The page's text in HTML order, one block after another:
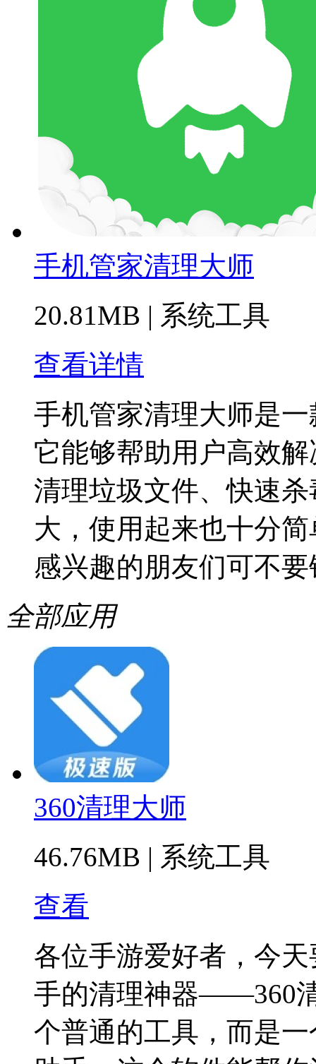
手机管家清理大师
20.81MB | 系统工具
查看详情
手机管家清理大师是
它能够帮助用户高效
清理垃圾文件、快速
大，使用起来也十分
感兴趣的朋友们可不
全部应用
360清理大师
46.76MB | 系统工具
查看
各位手游爱好者，今
手的清理神器——360
个普通的工具，而是